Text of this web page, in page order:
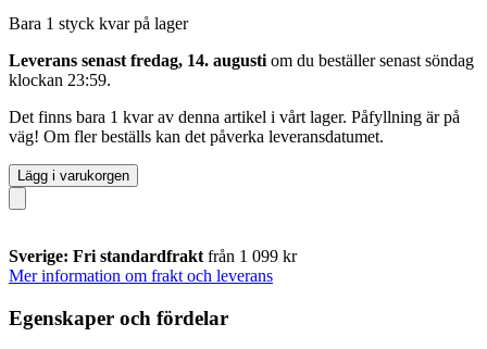
Bara 1 styck kvar på lager
Leverans senast fredag, 14. augusti om du beställer senast söndag
klockan 23:59.
Det finns bara 1 kvar av denna artikel i vårt lager. Påfyllning är på
väg! Om fler beställs kan det påverka leveransdatumet.
Lägg i varukorgen
Sverige: Fri standardfrakt från 1 099 kr
Mer information om frakt och leverans
Egenskaper och fördelar